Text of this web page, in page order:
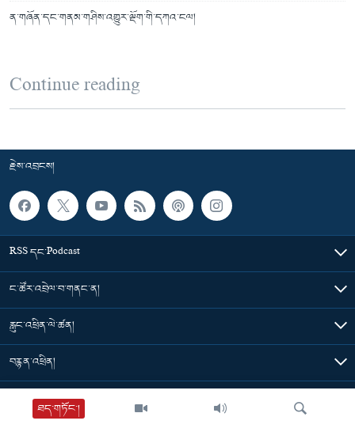
ཐད་གཏོང་།
ན་གཞོན་དང་གནམ་གཤིས་འགྱུར་ལྡོག་གི་དཀའ་ངལ།
Continue reading
རྗེས་འབྲངས།
RSS དང་Podcast
ང་ཚོར་འབྲེལ་བ་གནང་ན།
རླུང་འཕྲིན་ལེ་ཚན།
བརྙན་འཕྲིན།
གསར་འགྱུར་ཁག